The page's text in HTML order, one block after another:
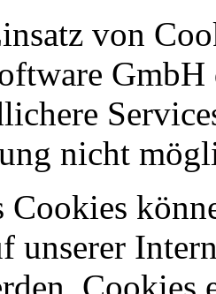
von
GmbH
nicht
Cookies
unserer
Cookies